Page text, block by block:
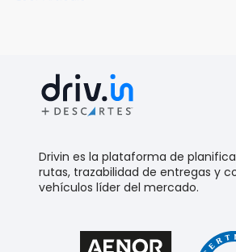
Drivin es la plataforma de
rutas, trazabilidad de entregas y
vehículos líder del mercado.